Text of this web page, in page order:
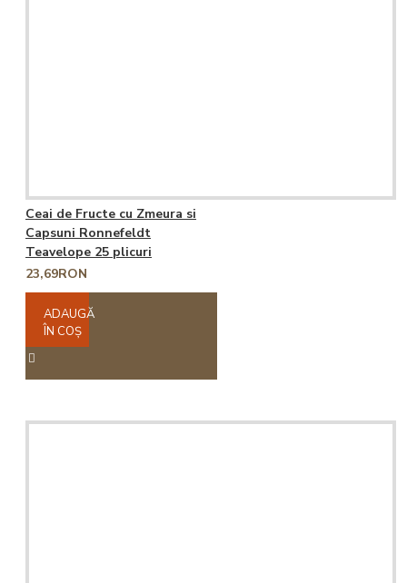
Ceai de Fructe cu Zmeura si
Capsuni Ronnefeldt
Teavelope 25 plicuri
23,69RON
ADAUGĂ
ÎN COŞ